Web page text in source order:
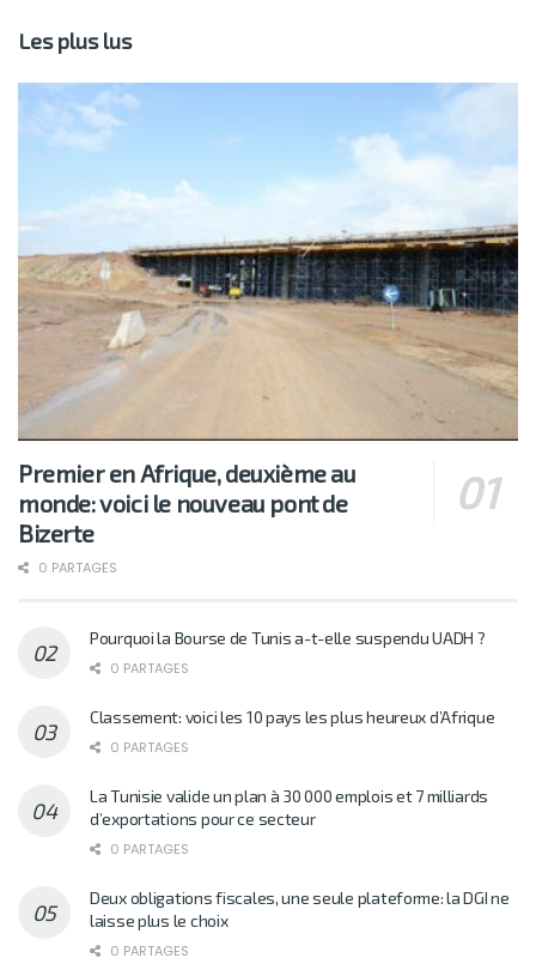
Les plus lus
Premier en Afrique, deuxième au
monde: voici le nouveau pont de
Bizerte
0 PARTAGES
Pourquoi la Bourse de Tunis a-t-elle suspendu UADH ?
0 PARTAGES
Classement: voici les 10 pays les plus heureux d’Afrique
0 PARTAGES
La Tunisie valide un plan à 30 000 emplois et 7 milliards
d’exportations pour ce secteur
0 PARTAGES
Deux obligations fiscales, une seule plateforme: la DGI ne
laisse plus le choix
0 PARTAGES